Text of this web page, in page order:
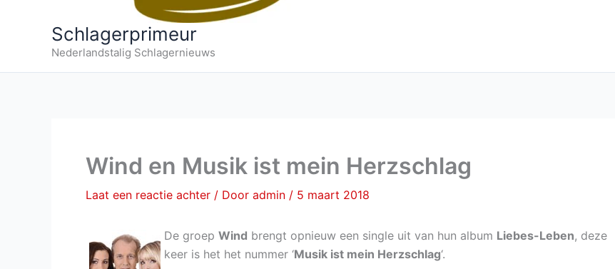
Schlagerprimeur
Nederlandstalig Schlagernieuws
Wind en Musik ist mein Herzschlag
Laat een reactie achter / Door admin / 5 maart 2018
De groep Wind brengt opnieuw een single uit van hun album Liebes-Leben, deze
keer is het het nummer ‘Musik ist mein Herzschlag‘.